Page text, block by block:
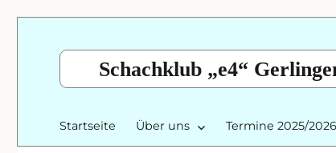
Schachklub „e4“
Startseite Über uns Termine 2025/2026